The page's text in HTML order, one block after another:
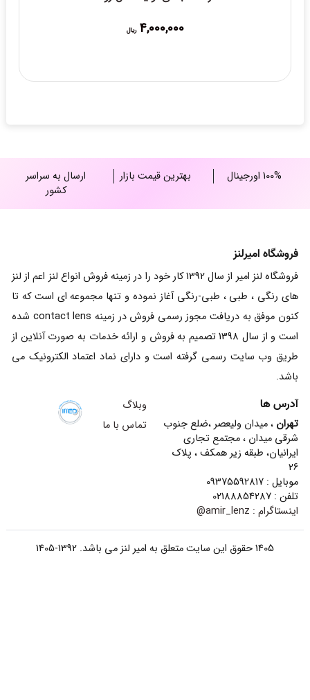
4,000,000 ریال
100% اورجینال بهترین قیمت بازار
ارسال به سراسر
کشور
فروشگاه امیرلنز
فروشگاه لنز امیر از سال 1392 کار خود را در زمینه فروش انواع لنز اعم از لنز
های رنگی ، طبی ، طبی-رنگی آغاز نموده و تنها مجموعه ای است که تا
کنون موفق به دریافت مجوز رسمی فروش در زمینه contact lens شده
است و از سال 1398 تصمیم به فروش و ارائه خدمات به صورت آنلاین از
طریق وب سایت رسمی گرفته است و دارای نماد اعتماد الکترونیک می
باشد.
آدرس ها
تهران ، میدان ولیعصر ،ضلع جنوب
شرقی میدان ، مجتمع تجاری
ایرانیان، طبقه زیر همکف ، پلاک
26
موبایل : 09375592817
تلفن : 02188854287
اینستاگرام : amir_lenz@
وبلاگ
تماس با ما
1405 حقوق این سایت متعلق به امیر لنز می باشد. 1392-1405